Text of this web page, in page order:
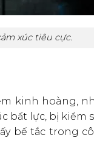
xúc tiêu cực.
kinh hoàng,
bất lực, bị kiểm
bế tắc trong